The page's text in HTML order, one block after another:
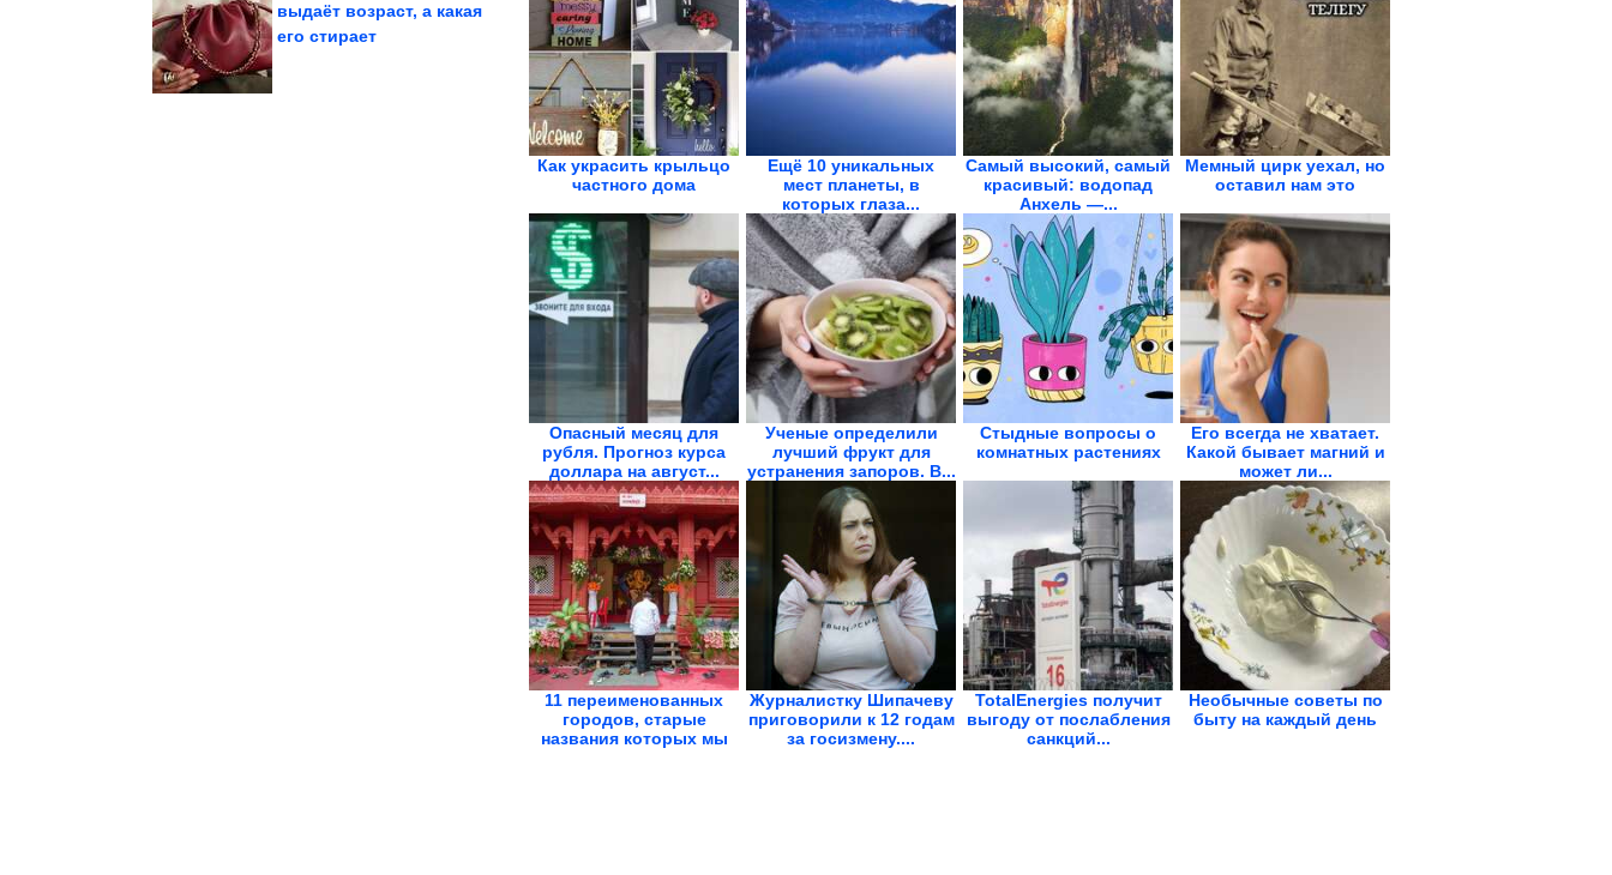
Власти собираются
cменить главу
выдаёт возраст, а какая
его стирает
Как украсить крыльцо
частного дома
Ещё 10 уникальных
мест планеты, в
которых глаза...
Самый высокий, самый
красивый: водопад
Анхель —...
Мемный цирк уехал, но
оставил нам это
Опасный месяц для
рубля. Прогноз курса
доллара на август...
Ученые определили
лучший фрукт для
устранения запоров. В...
Стыдные вопросы о
комнатных растениях
Его всегда не хватает.
Какой бывает магний и
может ли...
11 переименованных
городов, старые
названия которых мы
Журналистку Шипачеву
приговорили к 12 годам
за госизмену....
TotalEnergies получит
выгоду от послабления
санкций...
Необычные советы по
быту на каждый день